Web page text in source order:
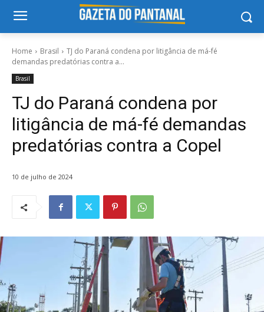
Home Brasil
TJ do Paraná condena por litigância de má-fé
demandas predatórias contra a...
Brasil
TJ do Paraná condena por
litigância de má-fé demandas
predatórias contra a Copel
10 de julho de 2024